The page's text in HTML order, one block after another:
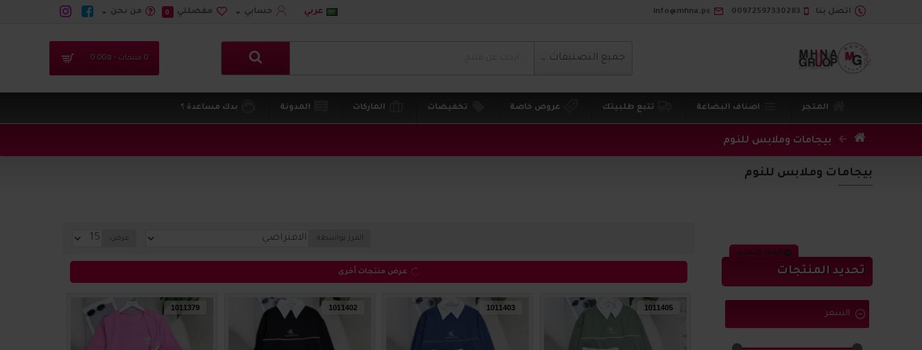
اتصل بنا 00972597330283
info@mhna.ps عربي حسابي مفضلتي 0 من نحن
جميع التصنيفات 0 منتجات - ₪0.00
المتجر اصناف البضاعة تتبع طلبيتك عروض خاصة تخفيضات الماركات المدونة بدك مساعدة ؟
بيجامات وملابس للنوم
بيجامات وملابس للنوم
تحديد المنتجات
الغاء التحديد
السعر
الفرز بواسطة: عرض:
عرض منتجات أخرى
1011405
1011403
1011402
1011379